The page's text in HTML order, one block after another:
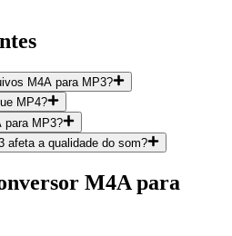
M4A para MP3?
MP4?
para MP3?
afeta a qualidade do som?
M4A para